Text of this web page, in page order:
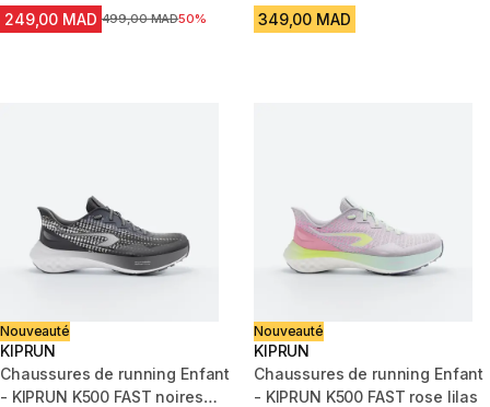
249,00 MAD Prix avant la réduction
499,00 MAD50% 349,00 MAD
Nouveauté
KIPRUN
Chaussures de running Enfant
- KIPRUN K500 FAST noires
Nouveauté
KIPRUN
Chaussures de running Enfant
- KIPRUN K500 FAST rose lilas